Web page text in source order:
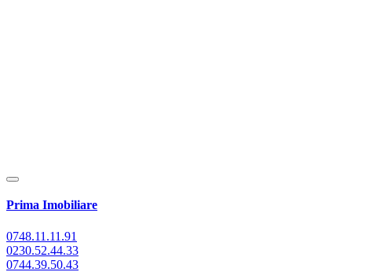
Prima Imobiliare
0748.11.11.91
0230.52.44.33
0744.39.50.43